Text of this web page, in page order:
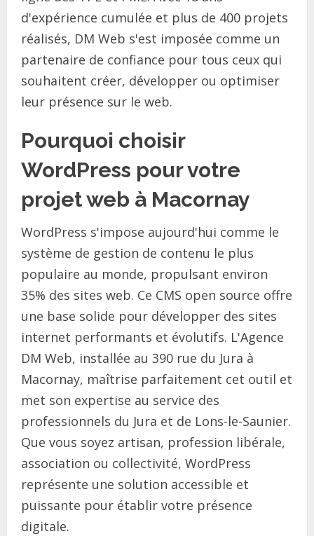
d'expérience cumulée et plus de 400 projets
réalisés, DM Web s'est imposée comme un
partenaire de confiance pour tous ceux qui
souhaitent créer, développer ou optimiser
leur présence sur le web.
Pourquoi choisir
WordPress pour votre
projet web à Macornay
WordPress s'impose aujourd'hui comme le
système de gestion de contenu le plus
populaire au monde, propulsant environ
35% des sites web. Ce CMS open source offre
une base solide pour développer des sites
internet performants et évolutifs. L'Agence
DM Web, installée au 390 rue du Jura à
Macornay, maîtrise parfaitement cet outil et
met son expertise au service des
professionnels du Jura et de Lons-le-Saunier.
Que vous soyez artisan, profession libérale,
association ou collectivité, WordPress
représente une solution accessible et
puissante pour établir votre présence
digitale.